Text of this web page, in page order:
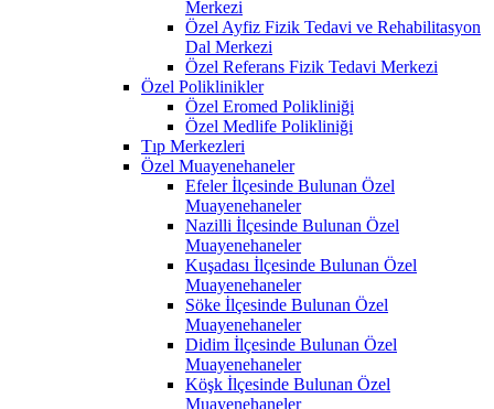
Merkezi
Özel Ayfiz Fizik Tedavi ve Rehabilitasyon
Dal Merkezi
Özel Referans Fizik Tedavi Merkezi
Özel Poliklinikler
Özel Eromed Polikliniği
Özel Medlife Polikliniği
Tıp Merkezleri
Özel Muayenehaneler
Efeler İlçesinde Bulunan Özel
Muayenehaneler
Nazilli İlçesinde Bulunan Özel
Muayenehaneler
Kuşadası İlçesinde Bulunan Özel
Muayenehaneler
Söke İlçesinde Bulunan Özel
Muayenehaneler
Didim İlçesinde Bulunan Özel
Muayenehaneler
Köşk İlçesinde Bulunan Özel
Muayenehaneler